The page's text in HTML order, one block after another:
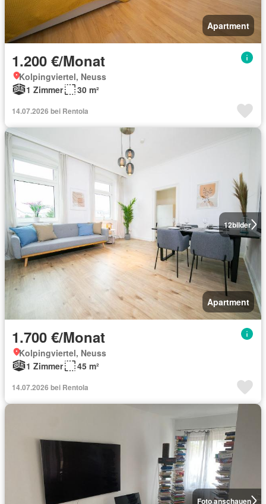
Apartment
1.200 €/Monat
Kolpingviertel, Neuss
1 Zimmer
30 m²
14.07.2026 bei Rentola
12bilder
Apartment
1.700 €/Monat
Kolpingviertel, Neuss
1 Zimmer
45 m²
14.07.2026 bei Rentola
Foto anschauen